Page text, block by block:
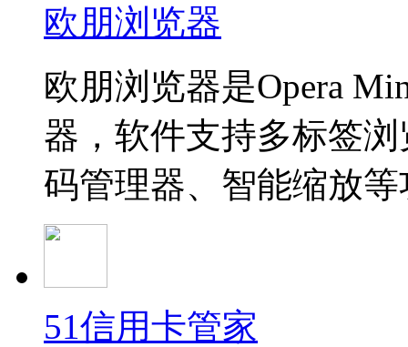
欧朋浏览器
欧朋浏览器是Opera
器，软件支持多标签
码管理器、智能缩放
51信用卡管家